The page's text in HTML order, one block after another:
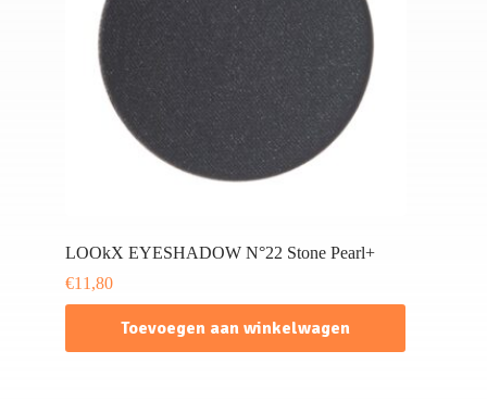
LOOkX EYESHADOW N°22 Stone Pearl+
€11,80
Toevoegen aan winkelwagen